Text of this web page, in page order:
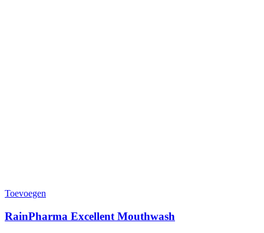
Toevoegen
RainPharma Excellent Mouthwash